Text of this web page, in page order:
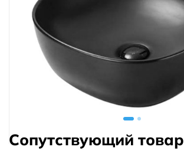
Сопутствующий товар